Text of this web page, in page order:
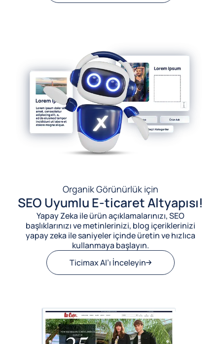
Organik Görünürlük için
SEO Uyumlu E-ticaret Altyapısı!
Yapay Zeka ile ürün açıklamalarınızı, SEO
başlıklarınızı ve metinlerinizi, blog içeriklerinizi
yapay zeka ile saniyeler içinde üretin ve hızlıca
kullanmaya başlayın.
Ticimax AI’ı İnceleyin